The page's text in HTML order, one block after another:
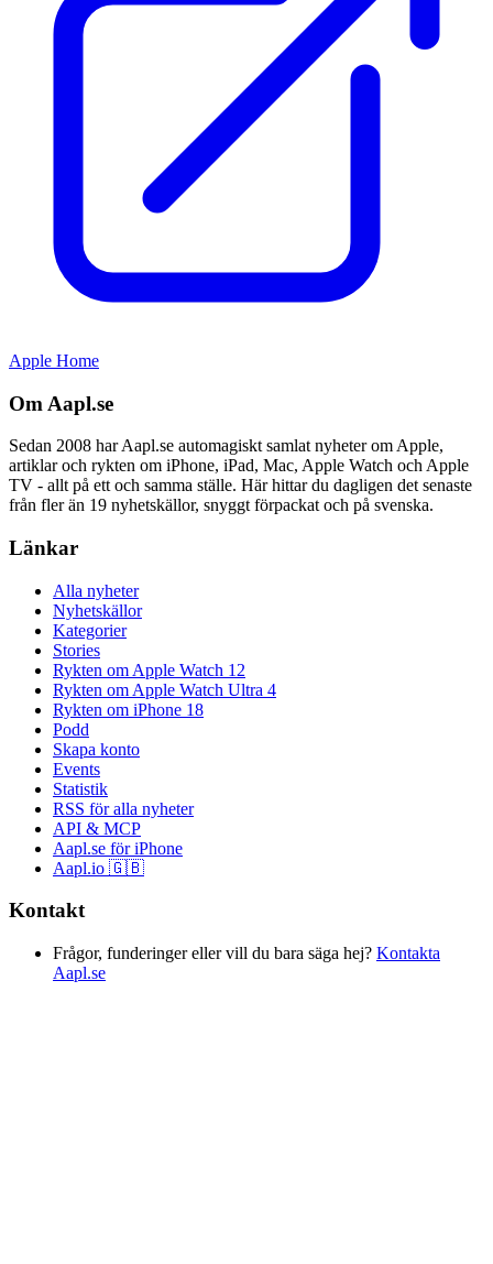
Apple Home
Om Aapl.se
Sedan 2008 har Aapl.se automagiskt samlat nyheter om Apple,
artiklar och rykten om iPhone, iPad, Mac, Apple Watch och Apple
TV - allt på ett och samma ställe. Här hittar du dagligen det senaste
från fler än 19 nyhetskällor, snyggt förpackat och på svenska.
Länkar
Alla nyheter
Nyhetskällor
Kategorier
Stories
Rykten om Apple Watch 12
Rykten om Apple Watch Ultra 4
Rykten om iPhone 18
Podd
Skapa konto
Events
Statistik
RSS för alla nyheter
API & MCP
Aapl.se för iPhone
Aapl.io 🇬🇧
Kontakt
Frågor, funderinger eller vill du bara säga hej? Kontakta
Aapl.se